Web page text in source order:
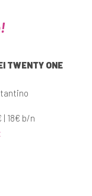
TWENTY ONE
18€ b/n